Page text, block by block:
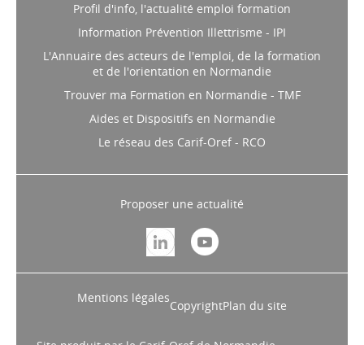
Profil d'info, l'actualité emploi formation
Information Prévention Illettrisme - IPI
L'Annuaire des acteurs de l'emploi, de la formation
et de l'orientation en Normandie
Trouver ma Formation en Normandie - TMF
Aides et Dispositifs en Normandie
Le réseau des Carif-Oref - RCO
Proposer une actualité
Mentions légales
CopyrightPlan du site